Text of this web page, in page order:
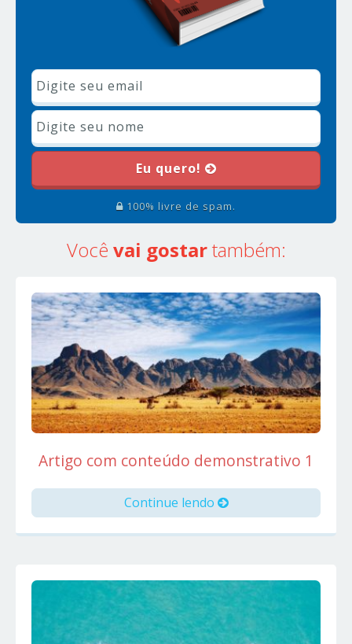
Eu quero!
100% livre de spam.
Você vai gostartambém:
Artigo com conteúdo demonstrativo 1
Continue lendo